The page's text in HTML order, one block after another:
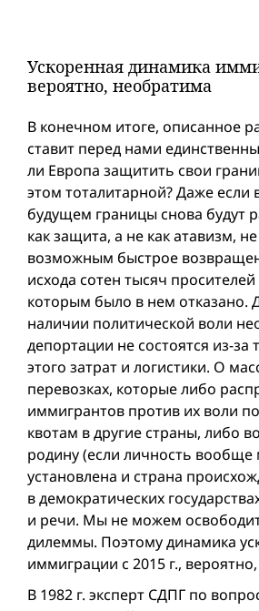
Ускоренная динамика
вероятно, необратима
В конечном итоге, описанное
ставит перед нами
ли Европа защитить свои
этом тоталитарной? Даже
будущем границы снова будут
как защита, а не как атавизм,
возможным быстрое
исходa сотен тысяч
которым было в нем отказано.
наличии политической воли
депортации не состоятся из-за
этого затрат и логистики. О
перевозках, которые либо
иммигрантов против их воли
квотам в другие страны, либо
родину (если личность
установлена и страна
в демократических
и речи. Мы не можем
дилеммы. Поэтому динамика
иммиграции с 2015 г.,
В 1982 г. эксперт СДПГ по